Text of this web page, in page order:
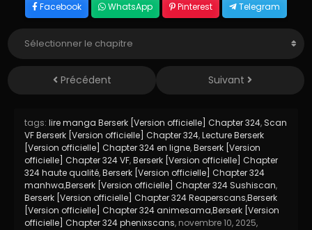
Facebook WhatsApp Pinterest Telegram
Précédent Suivant
tags: lire manga Berserk [Version officielle] Chapter 324, Scan
VF Berserk [Version officielle] Chapter 324,Lecture Berserk
[Version officielle] Chapter 324 en ligne,Berserk [Version
officielle] Chapter 324 VF,Berserk [Version officielle] Chapter
324 haute qualité,Berserk [Version officielle] Chapter 324
manhwa,Berserk [Version officielle] Chapter 324 Sushiscan,
Berserk [Version officielle] Chapter 324 Reaperscans,Berserk
[Version officielle] Chapter 324 animesama,Berserk [Version
officielle] Chapter 324 phenixscans, novembre 10, 2025,